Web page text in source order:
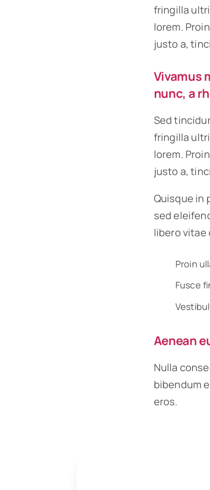
fringilla
lorem.
justo a,
Vivamus
nunc, a
Sed
fringilla
lorem.
justo a,
Quisque in
sed
libero
Proin
Fusce
Aenean
Nulla
bibendum
eros.